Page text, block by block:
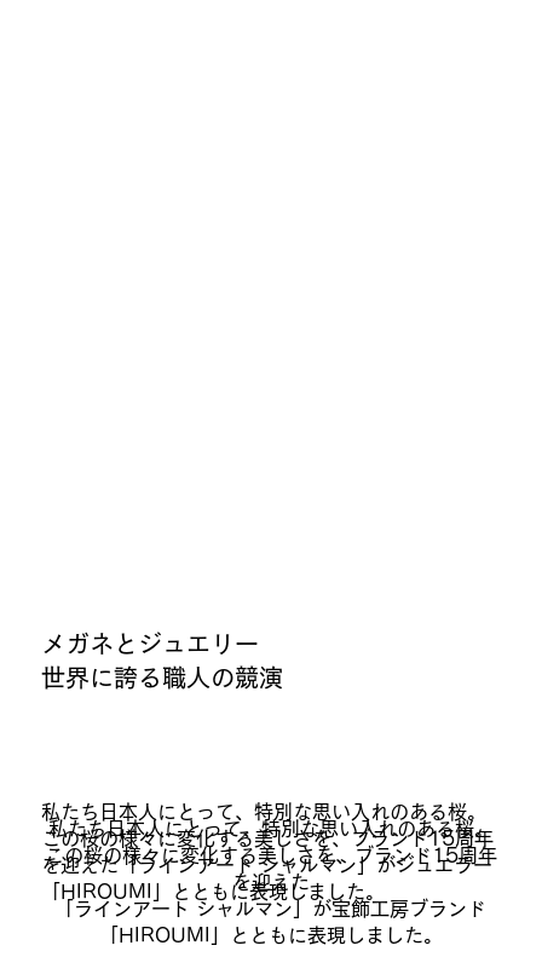
メガネとジュエリー
世界に誇る職人の競演
私たち日本人にとって、特別な思い入れのある桜。
この桜の様々に変化する美しさを、ブランド15周年
を迎えた「ラインアート シャルマン」がジュエラー
「HIROUMI」とともに表現しました。
私たち日本人にとって、特別な思い入れのある桜。
この桜の様々に変化する美しさを、ブランド15周年
を迎えた
「ラインアート シャルマン」が宝飾工房ブランド
「HIROUMI」とともに表現しました。